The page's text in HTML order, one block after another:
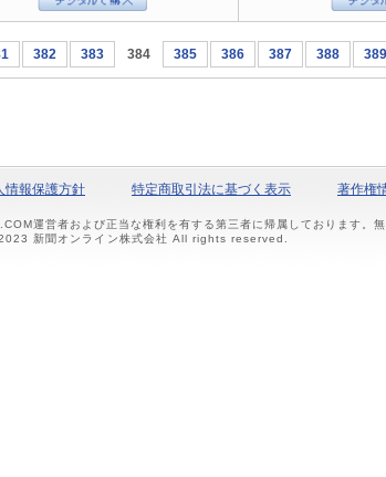
382 383 384 385 386 387 388 389
情報保護方針 特定商取引法に基づく表示 著作権
運営者および正当な権利を有する第三者に帰属しております。
新聞オンライン株式会社 All rights reserved.